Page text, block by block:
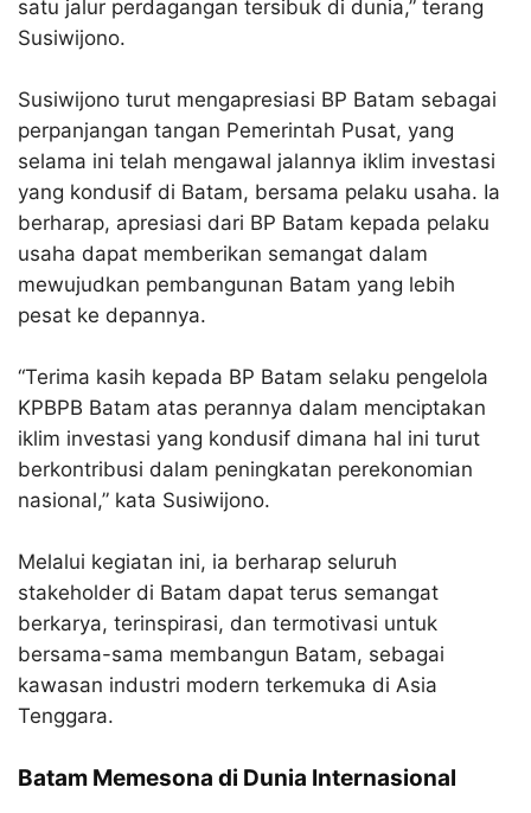
satu jalur perdagangan tersibuk di dunia,” terang
Susiwijono.
Susiwijono turut mengapresiasi BP Batam sebagai
perpanjangan tangan Pemerintah Pusat, yang
selama ini telah mengawal jalannya iklim investasi
yang kondusif di Batam, bersama pelaku usaha. Ia
berharap, apresiasi dari BP Batam kepada pelaku
usaha dapat memberikan semangat dalam
mewujudkan pembangunan Batam yang lebih
pesat ke depannya.
“Terima kasih kepada BP Batam selaku pengelola
KPBPB Batam atas perannya dalam menciptakan
iklim investasi yang kondusif dimana hal ini turut
berkontribusi dalam peningkatan perekonomian
nasional,” kata Susiwijono.
Melalui kegiatan ini, ia berharap seluruh
stakeholder di Batam dapat terus semangat
berkarya, terinspirasi, dan termotivasi untuk
bersama-sama membangun Batam, sebagai
kawasan industri modern terkemuka di Asia
Tenggara.
Batam Memesona di Dunia Internasional